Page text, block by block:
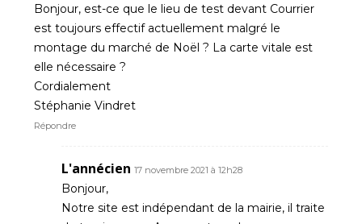
Bonjour, est-ce que le lieu de test devant Courrier
est toujours effectif actuellement malgré le
montage du marché de Noël ? La carte vitale est
elle nécessaire ?
Cordialement
Stéphanie Vindret
Répondre
L'annécien 17 novembre 2021 à 12h28
Bonjour,
Notre site est indépendant de la mairie, il traite